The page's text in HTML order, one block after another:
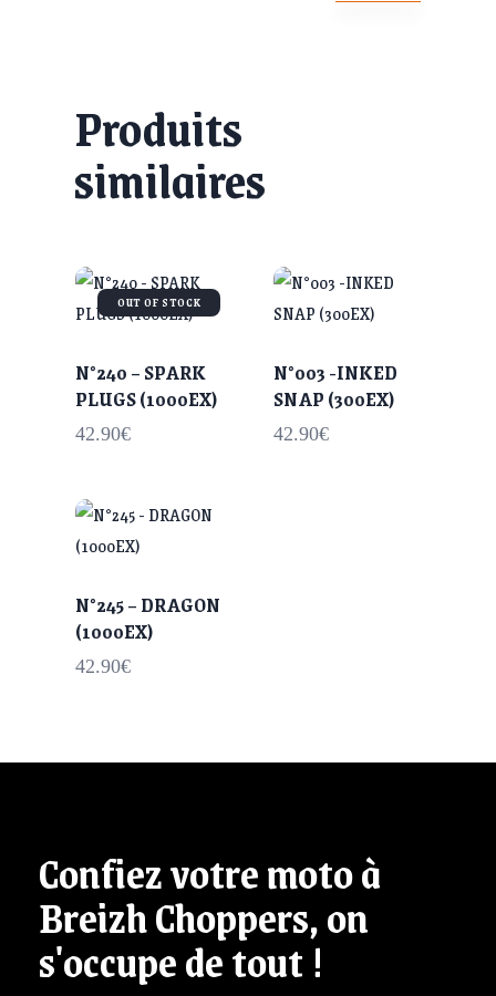
Produits
similaires
OUT OF STOCK
N°240 – SPARK
PLUGS (1000EX)
42.90€
N°003 -INKED
SNAP (300EX)
42.90€
N°245 – DRAGON
(1000EX)
42.90€
Confiez votre moto à
Breizh Choppers, on
s'occupe de tout !